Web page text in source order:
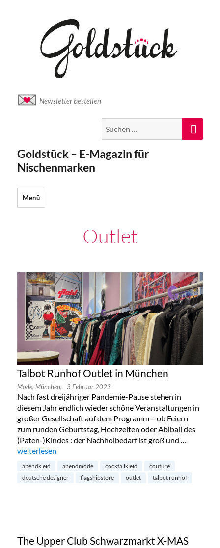
Newsletter bestellen
nach:
Goldstück – E-Magazin für
Nischenmarken
Menü
Outlet
Talbot Runhof Outlet in München
Mode, München, | 3 Februar 2023
Nach fast dreijähriger Pandemie-Pause stehen in
diesem Jahr endlich wieder schöne Veranstaltungen in
großer Gesellschaft auf dem Programm – ob Feiern
zum runden Geburtstag, Hochzeiten oder Abiball des
(Paten-)Kindes : der Nachholbedarf ist groß und …
„Talbot Runhof Outlet in München“
weiterlesen
abendkleid abendmode cocktailkleid
couture
deutsche designer
flagshipstore outlet talbot runhof
The Upper Club Schwarzmarkt X-MAS